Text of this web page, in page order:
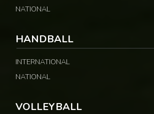
NATIONAL
HANDBALL
INTERNATIONAL
NATIONAL
VOLLEYBALL